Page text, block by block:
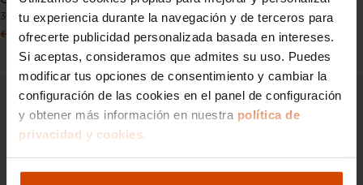
tu experiencia durante la navegación y de terceros para
ofrecerte publicidad personalizada basada en intereses.
Si aceptas, consideramos que admites su uso. Puedes
modificar tus opciones de consentimiento y cambiar la
configuración de las cookies en el panel de configuración
y obtener más información en nuestra política de
privacidad y cookies.
30 Abril 2024
Anterior Siguiente
Síguenos en nuestras redes sociales para
estar informado de todo el mundo del
motor.